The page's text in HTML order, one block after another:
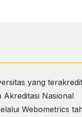
yang
Akreditasi Nasional
Webometrics